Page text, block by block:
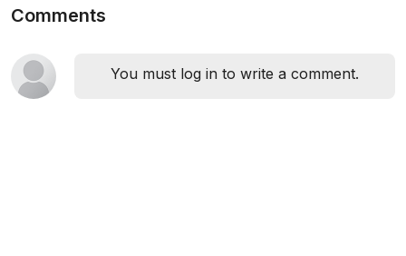
Comments
You must log in to write a comment.